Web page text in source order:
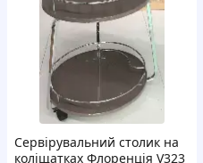
Сервірувальний столик на
коліщатках Флоренція V323